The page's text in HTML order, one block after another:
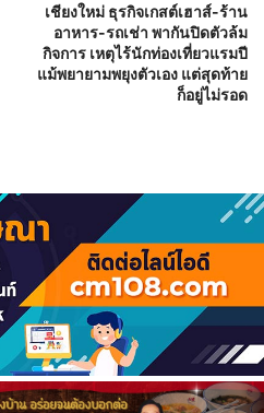
เชียงใหม่ ธุรกิจเกสต์เฮาส์-ร้าน
อาหาร-รถเช่า พากันปิดตัวล้ม
กิจการ เหตุไร้นักท่องเที่ยวแรมปี
แม้พยายามพยุงตัวเอง แต่สุดท้าย
ก็อยู่ไม่รอด